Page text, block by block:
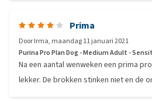
Prima
DoorIrma, maandag 11 januari 2021
Purina Pro Plan Dog - Medium Adult -
Na een aantal wenweken een prima
lekker. De brokken stinken niet en de